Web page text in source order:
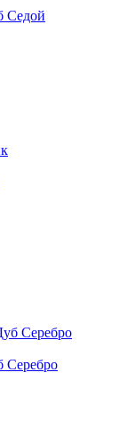
Седой
Серебро